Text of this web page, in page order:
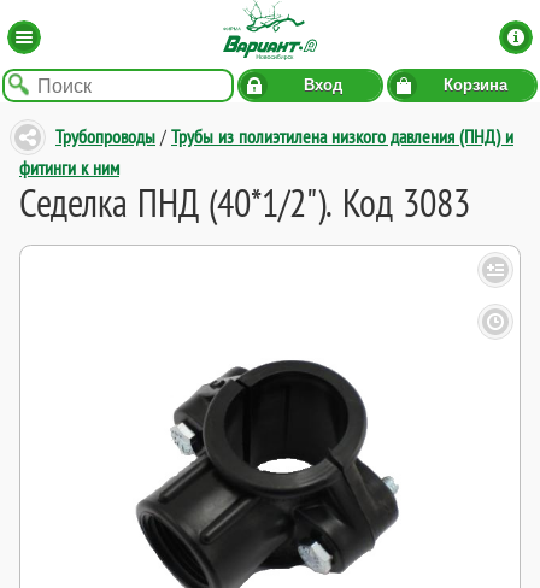
Вход Корзина
Трубопроводы / Трубы из полиэтилена низкого давления (ПНД) и
фитинги к ним
Седелка ПНД (40*1/2"). Код 3083